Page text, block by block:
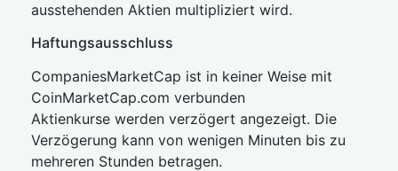
ausstehenden Aktien multipliziert wird.
Haftungsausschluss
CompaniesMarketCap ist in keiner Weise mit
CoinMarketCap.com verbunden
Aktienkurse werden verzögert angezeigt. Die
Verzögerung kann von wenigen Minuten bis zu
mehreren Stunden betragen.